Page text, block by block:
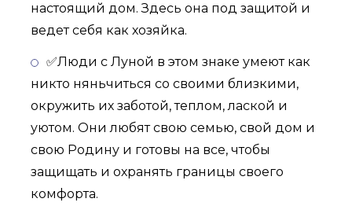
настоящий дом. Здесь она под защитой и
ведет себя как хозяйка.
✅Люди с Луной в этом знаке умеют как
никто няньчиться со своими близкими,
окружить их заботой, теплом, лаской и
уютом. Они любят свою семью, свой дом и
свою Родину и готовы на все, чтобы
защищать и охранять границы своего
комфорта.